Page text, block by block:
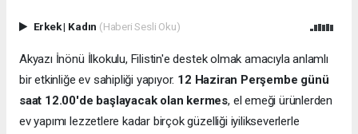
Erkek| Kadın (Haberi Sesli Oku)
Akyazı İnönü İlkokulu, Filistin'e destek olmak amacıyla anlamlı
bir etkinliğe ev sahipliği yapıyor. 12 Haziran Perşembe günü
saat 12.00'de başlayacak olan kermes, el emeği ürünlerden
ev yapımı lezzetlere kadar birçok güzelliği iyilikseverlerle